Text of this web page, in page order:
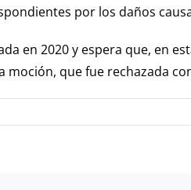
por los daños
en 2020 y espera que, en
moción, que fue rechazada